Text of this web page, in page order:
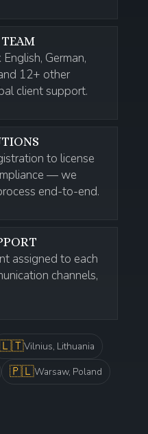
German,
12+ other
client support.
to license
— we
end-to-end.
assigned to each
channels,
🇱🇹Vilnius, Lithuania
🇵🇱Warsaw, Poland